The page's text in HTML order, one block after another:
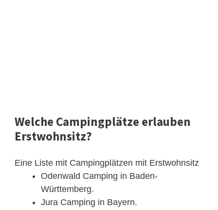
Welche Campingplätze erlauben
Erstwohnsitz?
Eine Liste mit Campingplätzen mit Erstwohnsitz
Odenwald Camping in Baden-
Württemberg.
Jura Camping in Bayern.